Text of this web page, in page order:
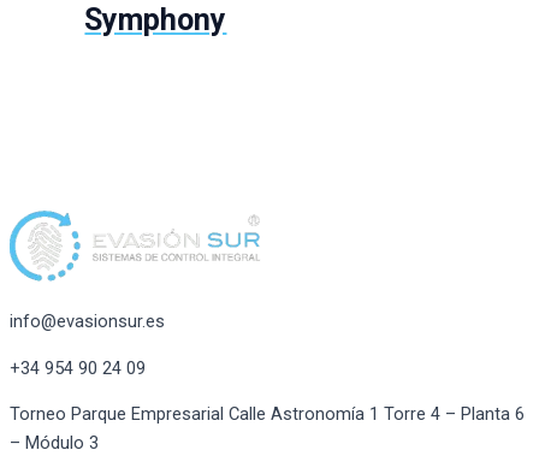
Symphony
info@evasionsur.es
+34 954 90 24 09
Torneo Parque Empresarial Calle Astronomía 1 Torre 4 – Planta 6
– Módulo 3